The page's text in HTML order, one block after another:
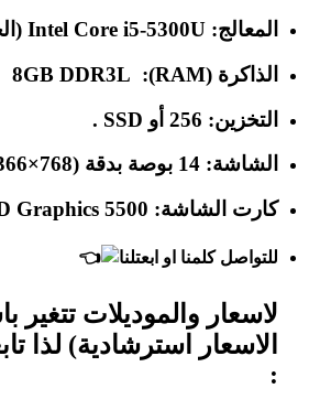
المعالج:
الذاكرة (RAM):
التخزين:
الشاشة:
كارت الشاشة:
للتواصل كلمنا او ابعتلنا
لاسعار والموديلات تتغير
الاسعار استرشادية) لذا
: